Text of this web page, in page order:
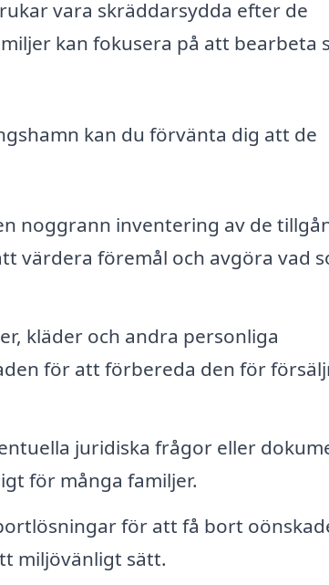
vara skräddarsydda efter de
kan fokusera på att bearbeta
kan du förvänta dig att de
noggrann inventering av de
värdera föremål och avgöra vad
kläder och andra personliga
för att förbereda den för
juridiska frågor eller
för många familjer.
för att få bort
miljövänligt sätt.